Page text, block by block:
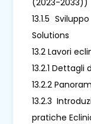
13.1.5
Solutions
13.2 Lavori
13.2.1
13.2.2
13.2.3
pratiche